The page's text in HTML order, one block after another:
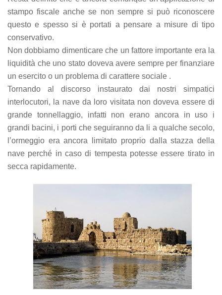
stampo fiscale anche se non sempre si può riconoscere
questo e spesso si è portati a pensare a misure di tipo
conservativo.
Non dobbiamo dimenticare che un fattore importante era la
liquidità che uno stato doveva avere sempre per finanziare
un esercito o un problema di carattere sociale .
Tornando al discorso instaurato dai nostri simpatici
interlocutori, la nave da loro visitata non doveva essere di
grande tonnellaggio, infatti non erano ancora in uso i
grandi bacini, i porti che seguiranno da li a qualche secolo,
l’ormeggio era ancora limitato proprio dalla stazza della
nave perché in caso di tempesta potesse essere tirato in
secca rapidamente.